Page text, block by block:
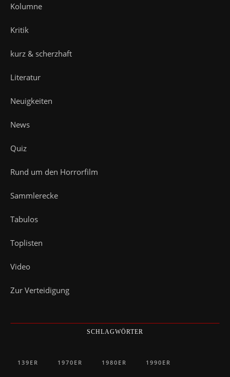
Kolumne
Kritik
kurz & scherzhaft
Literatur
Neuigkeiten
News
Quiz
Rund um den Horrorfilm
Sammlerecke
Tabulos
Toplisten
Video
Zur Verteidigung
SCHLAGWÖRTER
139ER 1970ER 1980ER 1990ER